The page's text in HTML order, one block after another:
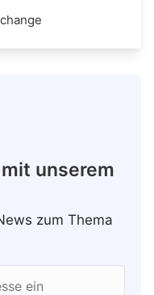
unserem
zum Thema
ein